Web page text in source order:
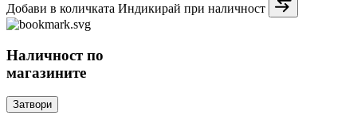
Добави в количката Индикирай при наличност
Наличност по
магазините
Затвори